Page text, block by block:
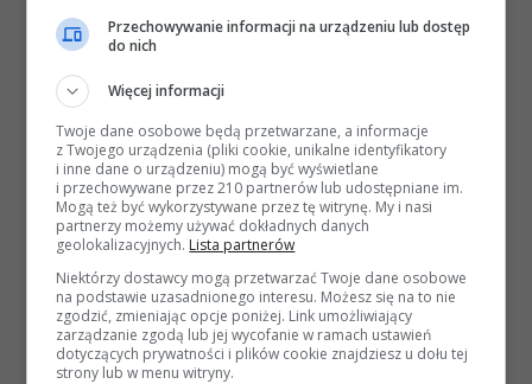
Przechowywanie informacji na urządzeniu lub dostęp
do nich
Więcej informacji
Twoje dane osobowe będą przetwarzane, a informacje
z Twojego urządzenia (pliki cookie, unikalne identyfikatory
i inne dane o urządzeniu) mogą być wyświetlane
i przechowywane przez 210 partnerów lub udostępniane im.
Mogą też być wykorzystywane przez tę witrynę. My i nasi
partnerzy możemy używać dokładnych danych
geolokalizacyjnych. Lista partnerów
Niektórzy dostawcy mogą przetwarzać Twoje dane osobowe
na podstawie uzasadnionego interesu. Możesz się na to nie
zgodzić, zmieniając opcje poniżej. Link umożliwiający
zarządzanie zgodą lub jej wycofanie w ramach ustawień
dotyczących prywatności i plików cookie znajdziesz u dołu tej
strony lub w menu witryny.